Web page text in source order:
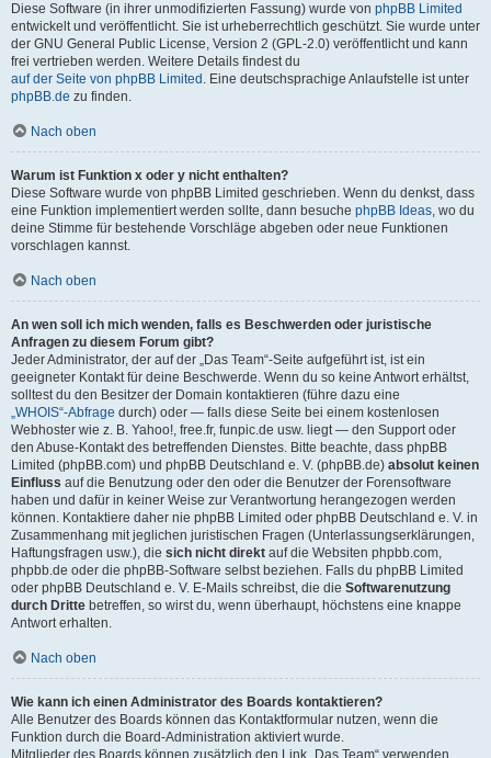
Diese Software (in ihrer unmodifizierten Fassung) wurde von phpBB Limited
entwickelt und veröffentlicht. Sie ist urheberrechtlich geschützt. Sie wurde unter
der GNU General Public License, Version 2 (GPL-2.0) veröffentlicht und kann
frei vertrieben werden. Weitere Details findest du
auf der Seite von phpBB Limited . Eine deutschsprachige Anlaufstelle ist unter
phpBB.de zu finden.
Nach oben
Warum ist Funktion x oder y nicht enthalten?
Diese Software wurde von phpBB Limited geschrieben. Wenn du denkst, dass
eine Funktion implementiert werden sollte, dann besuche phpBB Ideas, wo du
deine Stimme für bestehende Vorschläge abgeben oder neue Funktionen
vorschlagen kannst.
Nach oben
An wen soll ich mich wenden, falls es Beschwerden oder juristische
Anfragen zu diesem Forum gibt?
Jeder Administrator, der auf der „Das Team“-Seite aufgeführt ist, ist ein
geeigneter Kontakt für deine Beschwerde. Wenn du so keine Antwort erhältst,
solltest du den Besitzer der Domain kontaktieren (führe dazu eine
„WHOIS“-Abfrage durch) oder — falls diese Seite bei einem kostenlosen
Webhoster wie z. B. Yahoo!, free.fr, funpic.de usw. liegt — den Support oder
den Abuse-Kontakt des betreffenden Dienstes. Bitte beachte, dass phpBB
Limited (phpBB.com) und phpBB Deutschland e. V. (phpBB.de) absolut keinen
Einfluss auf die Benutzung oder den oder die Benutzer der Forensoftware
haben und dafür in keiner Weise zur Verantwortung herangezogen werden
können. Kontaktiere daher nie phpBB Limited oder phpBB Deutschland e. V. in
Zusammenhang mit jeglichen juristischen Fragen (Unterlassungserklärungen,
Haftungsfragen usw.), die sich nicht direkt auf die Websiten phpbb.com,
phpbb.de oder die phpBB-Software selbst beziehen. Falls du phpBB Limited
oder phpBB Deutschland e. V. E-Mails schreibst, die die Softwarenutzung
durch Dritte betreffen, so wirst du, wenn überhaupt, höchstens eine knappe
Antwort erhalten.
Nach oben
Wie kann ich einen Administrator des Boards kontaktieren?
Alle Benutzer des Boards können das Kontaktformular nutzen, wenn die
Funktion durch die Board-Administration aktiviert wurde.
Mitglieder des Boards können zusätzlich den Link „Das Team“ verwenden.